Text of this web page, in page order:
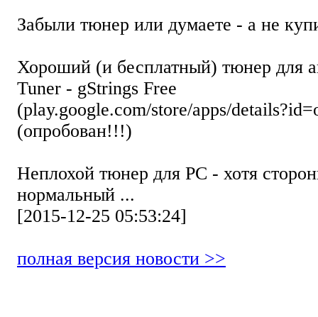
Забыли тюнер или думаете - а не
Хороший (и бесплатный) тюнер для
Tuner - gStrings Free
(play.google.com/store/apps/
(опробован!!!)
Неплохой тюнер для РС - хотя
нормальный ...
[2015-12-25 05:53:24]
полная версия новости >>